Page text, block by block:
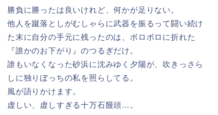
勝負に勝ったは良いけれど、何かが足りない。
他人を蹴落としがむしゃらに武器を振るって闘い続け
た末に自分の手元に残ったのは、ボロボロに折れた
『誰かのお下がり』のつるぎだけ。
誰もいなくなった砂浜に沈みゆく夕陽が、吹きっさら
しに独りぼっちの私を照らしてる。
風が語りかけます。
虚しい、虚しすぎる十万石饅頭…。